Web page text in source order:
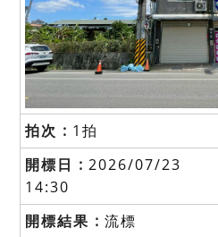
1拍
2026/07/23
14:30
流標